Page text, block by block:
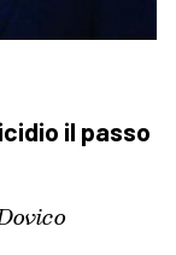
il passo